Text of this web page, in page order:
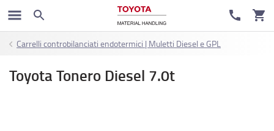
Carrelli controbilanciati endotermici | Muletti Diesel e GPL
Toyota Tonero Diesel 7.0t